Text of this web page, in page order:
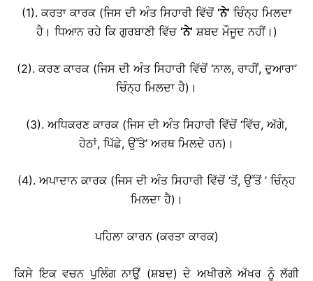
(1). ਕਰਤਾ ਕਾਰਕ (ਜਿਸ ਦੀ ਅੰਤ ਸਿਹਾਰੀ ਵਿੱਚੋਂ ‘ਨੇ’ ਚਿੰਨ੍ਹ ਮਿਲਦਾ
ਹੈ। ਧਿਆਨ ਰਹੇ ਕਿ ਗੁਰਬਾਣੀ ਵਿੱਚ ‘ਨੇ’ ਸ਼ਬਦ ਮੌਜੂਦ ਨਹੀਂ।)
(2). ਕਰਣ ਕਾਰਕ (ਜਿਸ ਦੀ ਅੰਤ ਸਿਹਾਰੀ ਵਿੱਚੋਂ ‘ਨਾਲ, ਰਾਹੀਂ, ਦੁਆਰਾ’
ਚਿੰਨ੍ਹ ਮਿਲਦਾ ਹੈ)।
(3). ਅਧਿਕਰਣ ਕਾਰਕ (ਜਿਸ ਦੀ ਅੰਤ ਸਿਹਾਰੀ ਵਿੱਚੋਂ ‘ਵਿੱਚ, ਅੱਗੇ,
ਹੇਠਾਂ, ਪਿੱਛੇ, ਉੱਤੇ’ ਅਰਥ ਮਿਲਦੇ ਹਨ)।
(4). ਅਪਾਦਾਨ ਕਾਰਕ (ਜਿਸ ਦੀ ਅੰਤ ਸਿਹਾਰੀ ਵਿੱਚੋਂ ‘ਤੋਂ, ਉੱਤੋਂ ’ ਚਿੰਨ੍ਹ
ਮਿਲਦਾ ਹੈ)।
ਪਹਿਲਾ ਕਾਰਨ (ਕਰਤਾ ਕਾਰਕ)
ਕਿਸੇ ਇਕ ਵਚਨ ਪੁਲਿੰਗ ਨਾਉਂ (ਸ਼ਬਦ) ਦੇ ਅਖੀਰਲੇ ਅੱਖਰ ਨੂੰ ਲੱਗੀ